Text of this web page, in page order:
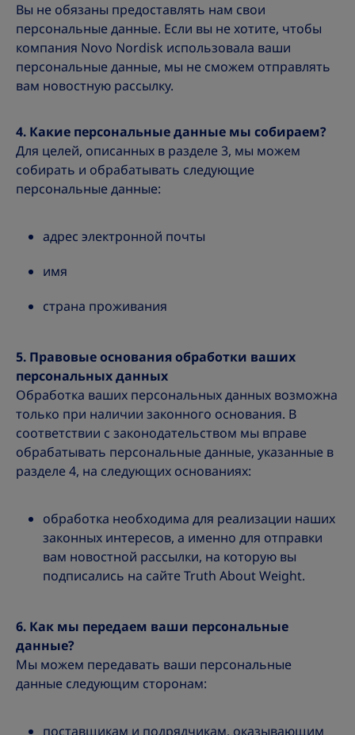
Вы не обязаны предоставлять нам свои
персональные данные. Если вы не хотите, чтобы
компания Novo Nordisk использовала ваши
персональные данные, мы не сможем отправлять
вам новостную рассылку.
4. Какие персональные данные мы собираем?
Для целей, описанных в разделе 3, мы можем
собирать и обрабатывать следующие
персональные данные:
адрес электронной почты
имя
страна проживания
5. Правовые основания обработки ваших
персональных данных
Обработка ваших персональных данных возможна
только при наличии законного основания. В
соответствии с законодательством мы вправе
обрабатывать персональные данные, указанные в
разделе 4, на следующих основаниях:
обработка необходима для реализации наших
законных интересов, а именно для отправки
вам новостной рассылки, на которую вы
подписались на сайте Truth About Weight.
6. Как мы передаем ваши персональные
данные?
Мы можем передавать ваши персональные
данные следующим сторонам: